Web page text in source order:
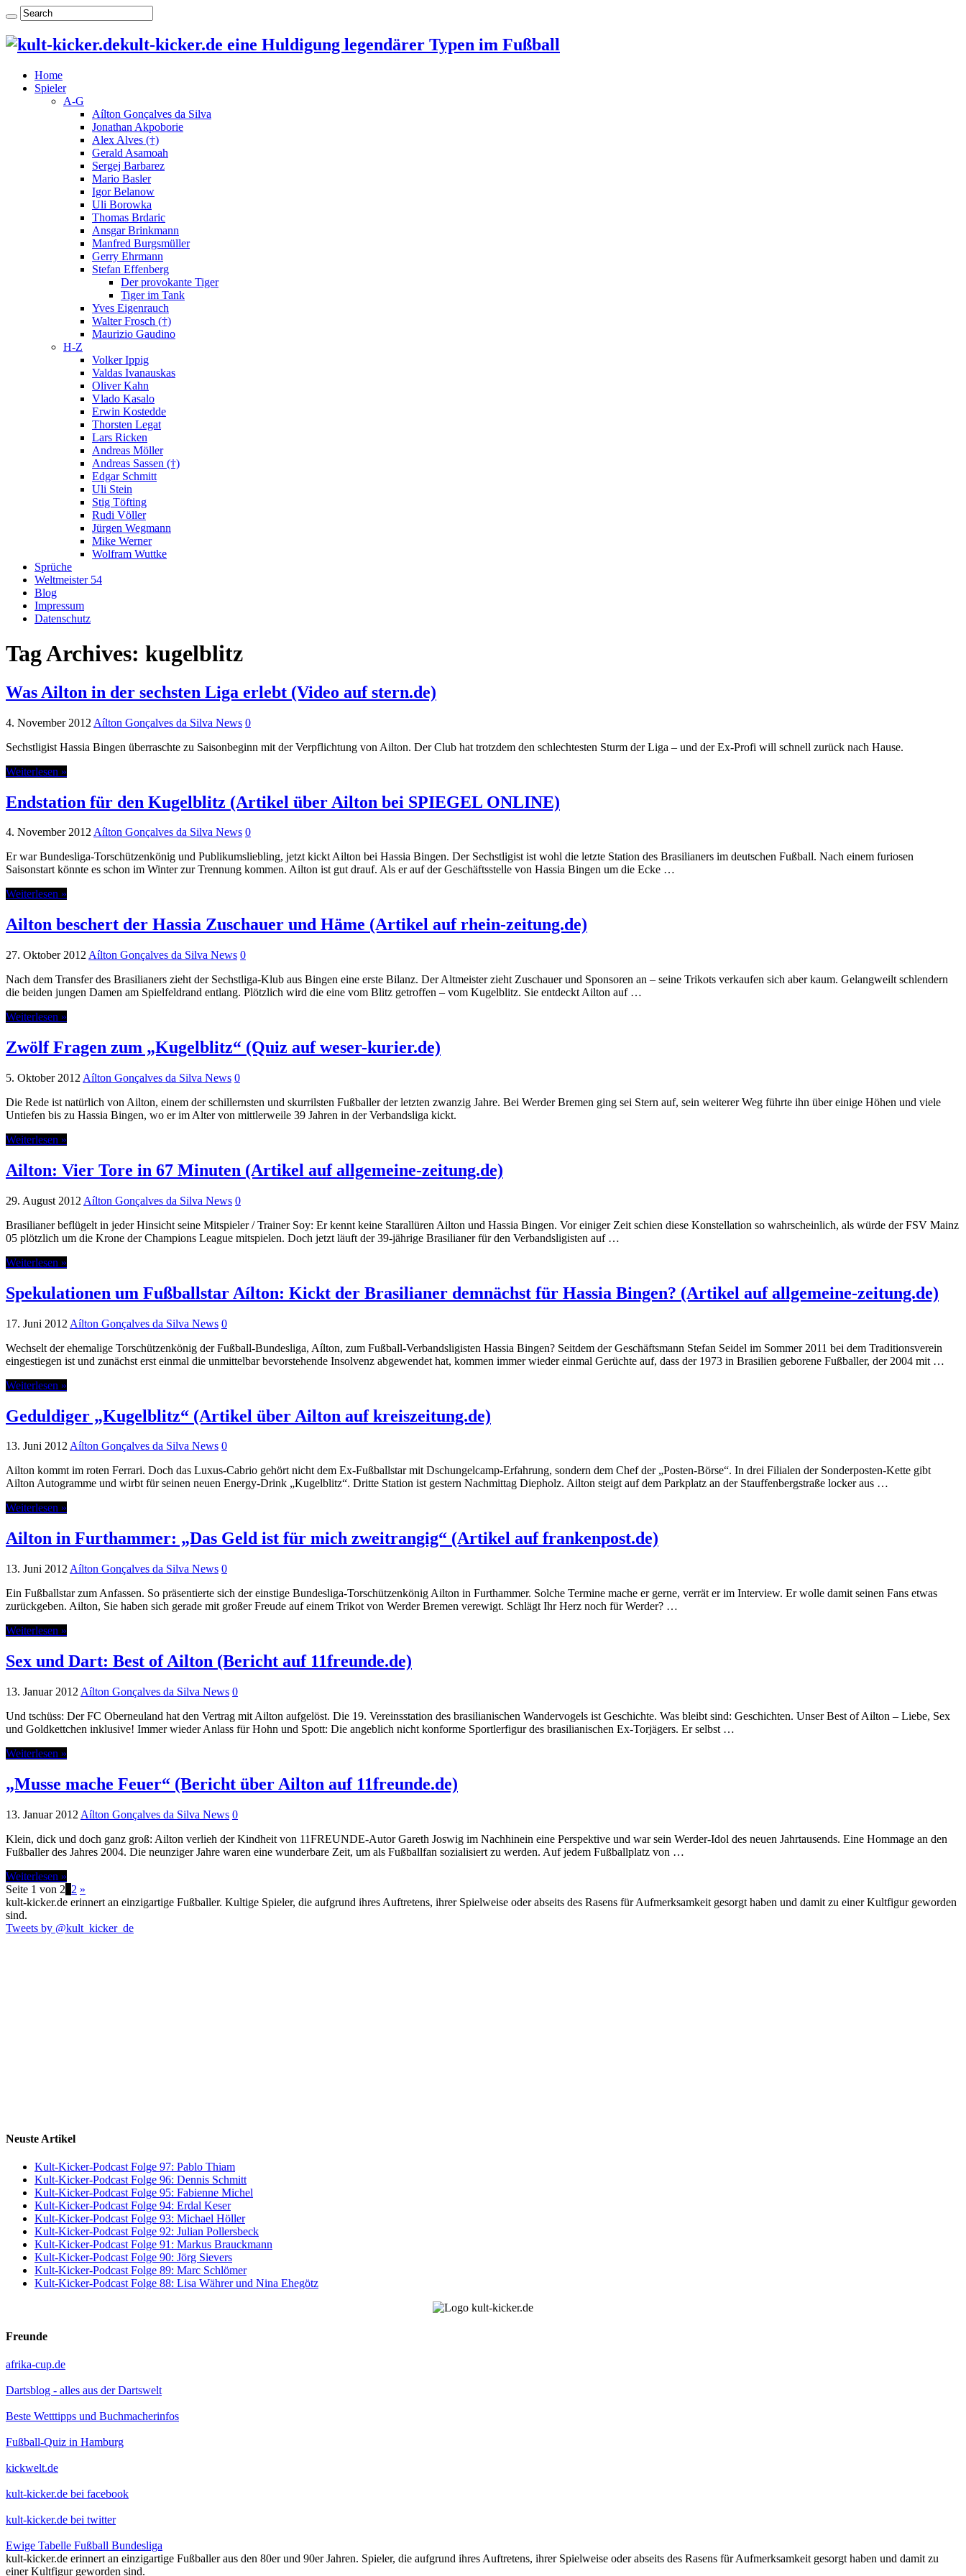
kult-kicker.de eine Huldigung legendärer Typen im Fußball
Home
Spieler
A-G
Aílton Gonçalves da Silva
Jonathan Akpoborie
Alex Alves (†)
Gerald Asamoah
Sergej Barbarez
Mario Basler
Igor Belanow
Uli Borowka
Thomas Brdaric
Ansgar Brinkmann
Manfred Burgsmüller
Gerry Ehrmann
Stefan Effenberg
Der provokante Tiger
Tiger im Tank
Yves Eigenrauch
Walter Frosch (†)
Maurizio Gaudino
H-Z
Volker Ippig
Valdas Ivanauskas
Oliver Kahn
Vlado Kasalo
Erwin Kostedde
Thorsten Legat
Lars Ricken
Andreas Möller
Andreas Sassen (†)
Edgar Schmitt
Uli Stein
Stig Töfting
Rudi Völler
Jürgen Wegmann
Mike Werner
Wolfram Wuttke
Sprüche
Weltmeister 54
Blog
Impressum
Datenschutz
Tag Archives: kugelblitz
Was Ailton in der sechsten Liga erlebt (Video auf stern.de)
4. November 2012 Aílton Gonçalves da Silva News 0
Sechstligist Hassia Bingen überraschte zu Saisonbeginn mit der Verpflichtung von Ailton. Der Club hat trotzdem den schlechtesten Sturm der Liga – und der Ex-Profi will schnell zurück nach Hause.
Weiterlesen »
Endstation für den Kugelblitz (Artikel über Ailton bei SPIEGEL ONLINE)
4. November 2012Aílton Gonçalves da Silva News 0
Er war Bundesliga-Torschützenkönig und Publikumsliebling, jetzt kickt Ailton bei Hassia Bingen. Der Sechstligist ist wohl die letzte Station des Brasilianers im deutschen Fußball. Nach einem furiosen
Saisonstart könnte es schon im Winter zur Trennung kommen. Ailton ist gut drauf. Als er auf der Geschäftsstelle von Hassia Bingen um die Ecke …
Weiterlesen »
Ailton beschert der Hassia Zuschauer und Häme (Artikel auf rhein-zeitung.de)
27. Oktober 2012 Aílton Gonçalves da Silva News 0
Nach dem Transfer des Brasilianers zieht der Sechstliga-Klub aus Bingen eine erste Bilanz. Der Altmeister zieht Zuschauer und Sponsoren an – seine Trikots verkaufen sich aber kaum. Gelangweilt schlendern
die beiden jungen Damen am Spielfeldrand entlang. Plötzlich wird die eine vom Blitz getroffen – vom Kugelblitz. Sie entdeckt Ailton auf …
Weiterlesen »
Zwölf Fragen zum „Kugelblitz“ (Quiz auf weser-kurier.de)
5. Oktober 2012 Aílton Gonçalves da Silva News 0
Die Rede ist natürlich von Ailton, einem der schillernsten und skurrilsten Fußballer der letzten zwanzig Jahre. Bei Werder Bremen ging sei Stern auf, sein weiterer Weg führte ihn über einige Höhen und viele
Untiefen bis zu Hassia Bingen, wo er im Alter von mittlerweile 39 Jahren in der Verbandsliga kickt.
Weiterlesen »
Ailton: Vier Tore in 67 Minuten (Artikel auf allgemeine-zeitung.de)
29. August 2012 Aílton Gonçalves da Silva News 0
Brasilianer beflügelt in jeder Hinsicht seine Mitspieler / Trainer Soy: Er kennt keine Starallüren Ailton und Hassia Bingen. Vor einiger Zeit schien diese Konstellation so wahrscheinlich, als würde der FSV Mainz
05 plötzlich um die Krone der Champions League mitspielen. Doch jetzt läuft der 39-jährige Brasilianer für den Verbandsligisten auf …
Weiterlesen »
Spekulationen um Fußballstar Aílton: Kickt der Brasilianer demnächst für Hassia Bingen? (Artikel auf allgemeine-zeitung.de)
17. Juni 2012 Aílton Gonçalves da Silva News 0
Wechselt der ehemalige Torschützenkönig der Fußball-Bundesliga, Aílton, zum Fußball-Verbandsligisten Hassia Bingen? Seitdem der Geschäftsmann Stefan Seidel im Sommer 2011 bei dem Traditionsverein
eingestiegen ist und zunächst erst einmal die unmittelbar bevorstehende Insolvenz abgewendet hat, kommen immer wieder einmal Gerüchte auf, dass der 1973 in Brasilien geborene Fußballer, der 2004 mit …
Weiterlesen »
Geduldiger „Kugelblitz“ (Artikel über Ailton auf kreiszeitung.de)
13. Juni 2012Aílton Gonçalves da Silva News 0
Ailton kommt im roten Ferrari. Doch das Luxus-Cabrio gehört nicht dem Ex-Fußballstar mit Dschungelcamp-Erfahrung, sondern dem Chef der „Posten-Börse“. In drei Filialen der Sonderposten-Kette gibt
Ailton Autogramme und wirbt für seinen neuen Energy-Drink „Kugelblitz“. Dritte Station ist gestern Nachmittag Diepholz. Ailton steigt auf dem Parkplatz an der Stauffenbergstraße locker aus …
Weiterlesen »
Ailton in Furthammer: „Das Geld ist für mich zweitrangig“ (Artikel auf frankenpost.de)
13. Juni 2012 Aílton Gonçalves da Silva News 0
Ein Fußballstar zum Anfassen. So präsentierte sich der einstige Bundesliga-Torschützenkönig Ailton in Furthammer. Solche Termine mache er gerne, verrät er im Interview. Er wolle damit seinen Fans etwas
zurückgeben. Ailton, Sie haben sich gerade mit großer Freude auf einem Trikot von Werder Bremen verewigt. Schlägt Ihr Herz noch für Werder? …
Weiterlesen »
Sex und Dart: Best of Ailton (Bericht auf 11freunde.de)
13. Januar 2012 Aílton Gonçalves da Silva News 0
Und tschüss: Der FC Oberneuland hat den Vertrag mit Ailton aufgelöst. Die 19. Vereinsstation des brasilianischen Wandervogels ist Geschichte. Was bleibt sind: Geschichten. Unser Best of Ailton – Liebe, Sex
und Goldkettchen inklusive! Immer wieder Anlass für Hohn und Spott: Die angeblich nicht konforme Sportlerfigur des brasilianischen Ex-Torjägers. Er selbst …
Weiterlesen »
„Musse mache Feuer“ (Bericht über Ailton auf 11freunde.de)
13. Januar 2012 Aílton Gonçalves da Silva News 0
Klein, dick und doch ganz groß: Ailton verlieh der Kindheit von 11FREUNDE-Autor Gareth Joswig im Nachhinein eine Perspektive und war sein Werder-Idol des neuen Jahrtausends. Eine Hommage an den
Fußballer des Jahres 2004. Die neunziger Jahre waren eine wunderbare Zeit, um als Fußballfan sozialisiert zu werden. Auf jedem Fußballplatz von …
Weiterlesen »
Seite 1 von 2 2 »
kult-kicker.de erinnert an einzigartige Fußballer. Kultige Spieler, die aufgrund ihres Auftretens, ihrer Spielweise oder abseits des Rasens für Aufmerksamkeit gesorgt haben und damit zu einer Kultfigur geworden
sind.
Tweets by @kult_kicker_de
Neuste Artikel
Kult-Kicker-Podcast Folge 97: Pablo Thiam
Kult-Kicker-Podcast Folge 96: Dennis Schmitt
Kult-Kicker-Podcast Folge 95: Fabienne Michel
Kult-Kicker-Podcast Folge 94: Erdal Keser
Kult-Kicker-Podcast Folge 93: Michael Höller
Kult-Kicker-Podcast Folge 92: Julian Pollersbeck
Kult-Kicker-Podcast Folge 91: Markus Brauckmann
Kult-Kicker-Podcast Folge 90: Jörg Sievers
Kult-Kicker-Podcast Folge 89: Marc Schlömer
Kult-Kicker-Podcast Folge 88: Lisa Währer und Nina Ehegötz
Freunde
afrika-cup.de
Dartsblog - alles aus der Dartswelt
Beste Wetttipps und Buchmacherinfos
Fußball-Quiz in Hamburg
kickwelt.de
kult-kicker.de bei facebook
kult-kicker.de bei twitter
Ewige Tabelle Fußball Bundesliga
kult-kicker.de erinnert an einzigartige Fußballer aus den 80er und 90er Jahren. Spieler, die aufgrund ihres Auftretens, ihrer Spielweise oder abseits des Rasens für Aufmerksamkeit gesorgt haben und damit zu
einer Kultfigur geworden sind.